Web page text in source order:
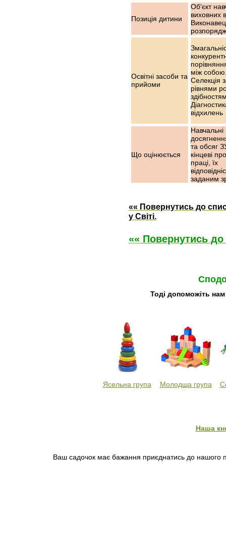
Позиція дитини
Об‘єкт
виховних
Освітні засоби та
прийоми
між
Селекція
рівнями
відхилень
Що оцінюється
Навчальні
та обсяг
кінцеві
праці, їх
заданим
«« Повернутись до
у Світі.
«« Повернутись до
Тоді допоможіть
Ясельна група Молодша група
Наша
Ваш садочок має бажання приєднатись до нашого